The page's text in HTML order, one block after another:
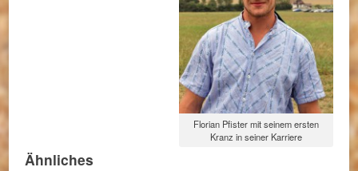
Florian Pfister mit seinem ersten
Kranz in seiner Karriere
Ähnliches